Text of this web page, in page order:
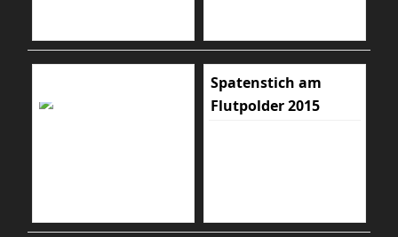
Spatenstich am
Flutpolder 2015